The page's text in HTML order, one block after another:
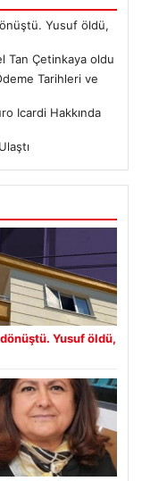
Yusuf öldü,
Tan Çetinkaya oldu
Tarihleri ve
Icardi Hakkında
Yusuf öldü,